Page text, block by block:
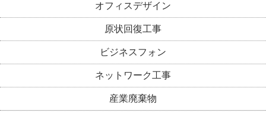
オフィスデザイン
原状回復工事
ビジネスフォン
ネットワーク工事
産業廃棄物